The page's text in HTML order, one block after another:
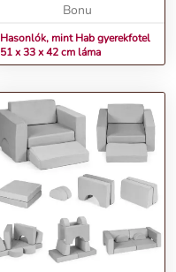
Bonu
Hasonlók, mint Hab gyerekfotel
51 x 33 x 42 cm láma